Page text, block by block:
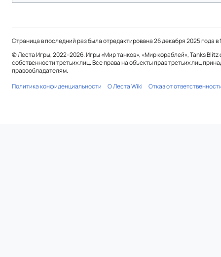
Страница в последний раз была отредактирована 26 декабря 2025 года в
© Леста Игры, 2022–2026. Игры «Мир танков», «Мир кораблей», Tanks
собственности третьих лиц. Все права на объекты прав третьих лиц
правообладателям.
Политика конфиденциальности
О Леста Wiki Отказ от